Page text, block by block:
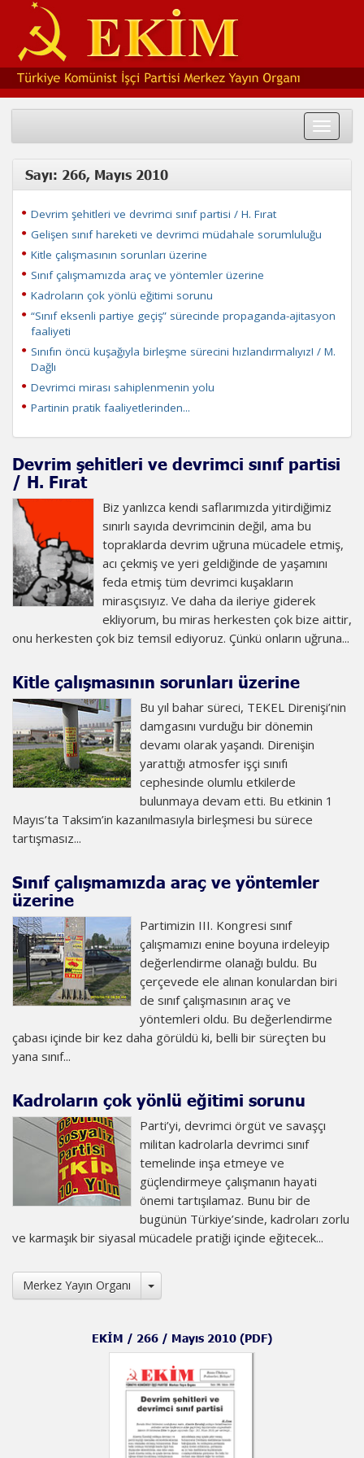
Toggle
Sayı: 266, Mayıs 2010
Devrim şehitleri ve devrimci sınıf partisi / H. Fırat
Gelişen sınıf hareketi ve devrimci müdahale sorumluluğu
Kitle çalışmasının sorunları üzerine
Sınıf çalışmamızda araç ve yöntemler üzerine
Kadroların çok yönlü eğitimi sorunu
“Sınıf eksenli partiye geçiş” sürecinde propaganda-ajitasyon
faaliyeti
Sınıfın öncü kuşağıyla birleşme sürecini hızlandırmalıyız! / M.
Dağlı
Devrimci mirası sahiplenmenin yolu
Partinin pratik faaliyetlerinden...
Devrim şehitleri ve devrimci sınıf partisi
/ H. Fırat
Biz yanlızca kendi saflarımızda yitirdiğimiz
sınırlı sayıda devrimcinin değil, ama bu
topraklarda devrim uğruna mücadele etmiş,
acı çekmiş ve yeri geldiğinde de yaşamını
feda etmiş tüm devrimci kuşakların
mirasçısıyız. Ve daha da ileriye giderek
ekliyorum, bu miras herkesten çok bize aittir,
onu herkesten çok biz temsil ediyoruz. Çünkü onların uğruna...
Kitle çalışmasının sorunları üzerine
Bu yıl bahar süreci, TEKEL Direnişi’nin
damgasını vurduğu bir dönemin
devamı olarak yaşandı. Direnişin
yarattığı atmosfer işçi sınıfı
cephesinde olumlu etkilerde
bulunmaya devam etti. Bu etkinin 1
Mayıs’ta Taksim’in kazanılmasıyla birleşmesi bu sürece
tartışmasız...
Sınıf çalışmamızda araç ve yöntemler
üzerine
Partimizin III. Kongresi sınıf
çalışmamızı enine boyuna irdeleyip
değerlendirme olanağı buldu. Bu
çerçevede ele alınan konulardan biri
de sınıf çalışmasının araç ve
yöntemleri oldu. Bu değerlendirme
çabası içinde bir kez daha görüldü ki, belli bir süreçten bu
yana sınıf...
Kadroların çok yönlü eğitimi sorunu
Parti’yi, devrimci örgüt ve savaşçı
militan kadrolarla devrimci sınıf
temelinde inşa etmeye ve
güçlendirmeye çalışmanın hayati
önemi tartışılamaz. Bunu bir de
bugünün Türkiye’sinde, kadroları zorlu
ve karmaşık bir siyasal mücadele pratiği içinde eğitecek...
Merkez Yayın Organı Toggle Dropdown
EKİM / 266 / Mayıs 2010 (PDF)